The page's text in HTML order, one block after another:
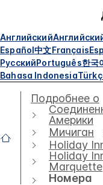
Английский
Español中文Français
РусскийPortuguês한국
Bahasa Indonesia
Подробнее о
Америки
Мичиган
Holiday
Holiday
Marquette
Номера